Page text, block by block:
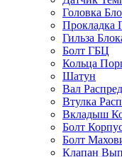
Головка
Прокладка
Гильза
Болт ГБЦ
Кольца
Шатун
Вал
Втулка
Вкладыш
Болт
Болт
Клапан